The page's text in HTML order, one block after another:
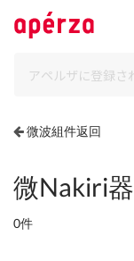
微波組件返回
微Nakiri器
0件